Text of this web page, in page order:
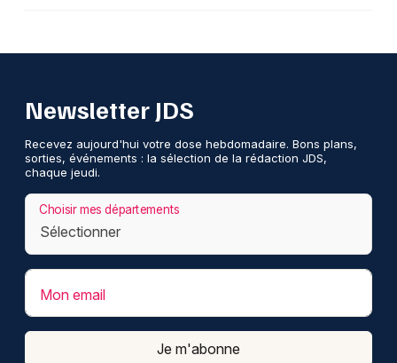
Newsletter JDS
Recevez aujourd'hui votre dose hebdomadaire. Bons plans,
sorties, événements : la sélection de la rédaction JDS,
chaque jeudi.
Choisir mes départements
Mon email
Je m'abonne